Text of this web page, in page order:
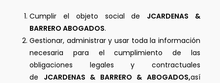
Cumplir el objeto social de JCARDENAS &
BARRERO ABOGADOS.
Gestionar, administrar y usar toda la información
necesaria para el cumplimiento de las
obligaciones legales y contractuales
de JCARDENAS & BARRERO & ABOGADOS,así